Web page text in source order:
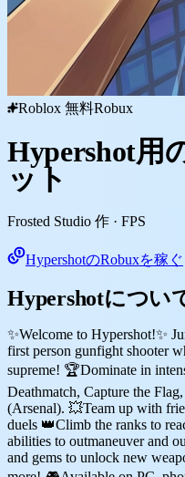
Roblox 無料Robux
Hypershot用
ット
Frosted Studio 作 · FPS
HypershotのRobuxを稼ぐ
Hypershotについ
✨Welcome to Hypershot!✨
first person gunfight shooter
supreme! 🏆Dominate in
Deathmatch, Capture the
(Arsenal). 💥Team up with
duels 👑Climb the ranks to
abilities to outmaneuver and
and gems to unlock new